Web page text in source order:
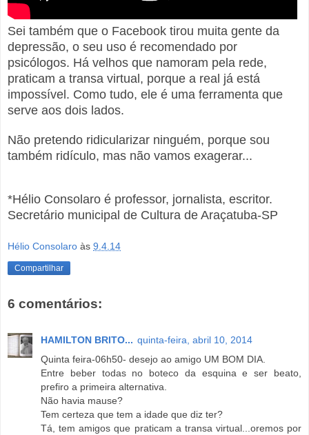
Sei também que o Facebook tirou muita gente da
depressão, o seu uso é recomendado por
psicólogos. Há velhos que namoram pela rede,
praticam a transa virtual, porque a real já está
impossível. Como tudo, ele é uma ferramenta que
serve aos dois lados.
Não pretendo ridicularizar ninguém, porque sou
também ridículo, mas não vamos exagerar...
*Hélio Consolaro é professor, jornalista, escritor.
Secretário municipal de Cultura de Araçatuba-SP
Hélio Consolaro às 9.4.14
Compartilhar
6 comentários:
HAMILTON BRITO... quinta-feira, abril 10, 2014
Quinta feira-06h50- desejo ao amigo UM BOM DIA.
Entre beber todas no boteco da esquina e ser beato,
prefiro a primeira alternativa.
Não havia mause?
Tem certeza que tem a idade que diz ter?
Tá, tem amigos que praticam a transa virtual...oremos por